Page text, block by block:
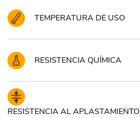
TEMPERATURA DE USO
RESISTENCIA QUÍMICA
RESISTENCIA AL APLASTAMIENTO